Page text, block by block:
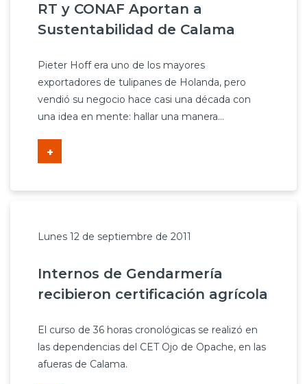
RT y CONAF Aportan a
Sustentabilidad de Calama
Pieter Hoff era uno de los mayores
exportadores de tulipanes de Holanda, pero
vendió su negocio hace casi una década con
una idea en mente: hallar una manera...
+
Lunes 12 de septiembre de 2011
Internos de Gendarmería
recibieron certificación agrícola
El curso de 36 horas cronológicas se realizó en
las dependencias del CET Ojo de Opache, en las
afueras de Calama.